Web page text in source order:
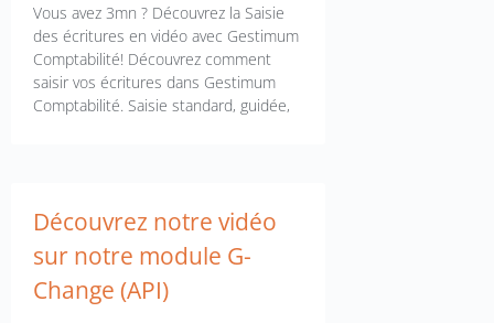
Vous avez 3mn ? Découvrez la Saisie
des écritures en vidéo avec Gestimum
Comptabilité! Découvrez comment
saisir vos écritures dans Gestimum
Comptabilité. Saisie standard, guidée,
Découvrez notre vidéo
sur notre module G-
Change (API)